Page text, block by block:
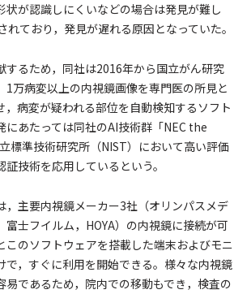
状が認識しにくいなどの場合は発見が難し
れており，発見が遅れる原因となっていた。
するため，同社は2016年から国立がん研究
1万病変以上の内視鏡画像を専門医の所見と
，病変が疑われる部位を自動検知するソフト
にあたっては同社のAI技術群「NEC the
標準技術研究所（NIST）において高い評価
技術を応用しているという。
，主要内視鏡メーカー3社（オリンパスメデ
富士フイルム，HOYA）の内視鏡に接続が可
このソフトウェアを搭載した端末およびモニ
で，すぐに利用を開始できる。様々な内視鏡
易であるため，院内での移動もでき，検査の